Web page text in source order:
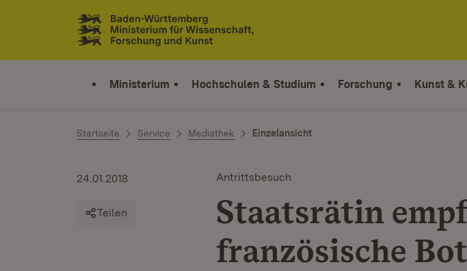
Zum Inhalt springen
Link zur Startseite
Ministerium Hochschulen & Studium Forschung Kunst &
Startseite Service Mediathek Einzelansicht
Antrittsbesuch
Staatsrätin
französische
24.01.2018
Teilen